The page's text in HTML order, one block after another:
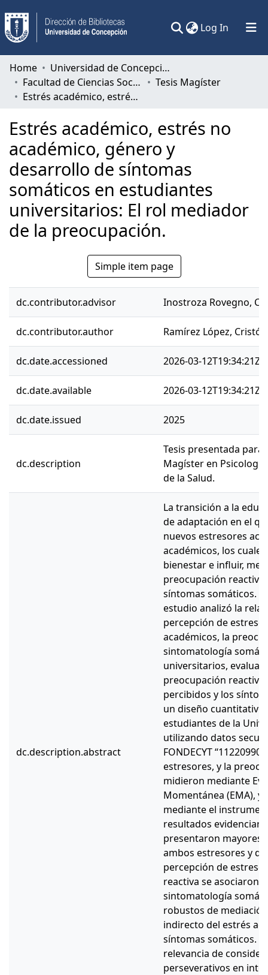
Log In (current)
Communities & Collections
All of DSpace
Home
Universidad de Concepción
Facultad de Ciencias Sociales
Tesis Magíster
Estrés académico, estrés no académico, género y desarrollo de síntomas somáticos en estudiantes universitarios: El rol mediador de la preocupación.
Estrés académico, estrés no
académico, género y
desarrollo de síntomas
somáticos en estudiantes
universitarios: El rol mediador
de la preocupación.
Simple item page
dc.contributor.advisor Inostroza Rovegno,
dc.contributor.author Ramírez López,
dc.date.accessioned 2026-03-12T19:34:21Z
dc.date.available 2026-03-12T19:34:21Z
dc.date.issued 2025
dc.description
Tesis presentada
Magíster en
de la Salud.
dc.description.abstract
La transición a la
de adaptación en el
nuevos estresores
académicos, los
bienestar e influir,
preocupación
síntomas somáticos.
estudio analizó la
percepción de
académicos, la
sintomatología
universitarios,
preocupación
percibidos y los
un diseño
estudiantes de la
utilizando datos
FONDECYT
estresores, y la
midieron mediante
Momentánea (EMA),
mediante el
resultados
presentaron mayores
ambos estresores y
percepción de
reactiva se asociaron
sintomatología
robustos de
indirecto del estrés
síntomas somáticos.
relevancia de
perseverativos en